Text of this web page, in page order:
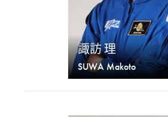
諏訪 理
SUWA Makoto